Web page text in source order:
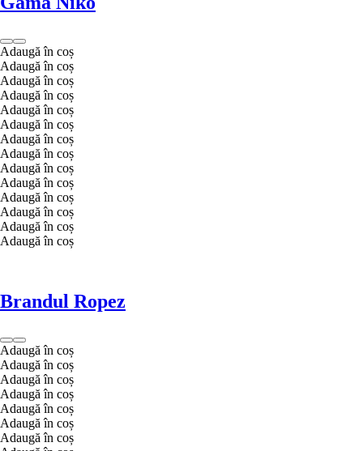
Adaugă în coș
Adaugă în coș
Adaugă în coș
Adaugă în coș
Adaugă în coș
Adaugă în coș
Adaugă în coș
Adaugă în coș
Adaugă în coș
Adaugă în coș
Adaugă în coș
Adaugă în coș
Adaugă în coș
Adaugă în coș
Brandul Ropez
Adaugă în coș
Adaugă în coș
Adaugă în coș
Adaugă în coș
Adaugă în coș
Adaugă în coș
Adaugă în coș